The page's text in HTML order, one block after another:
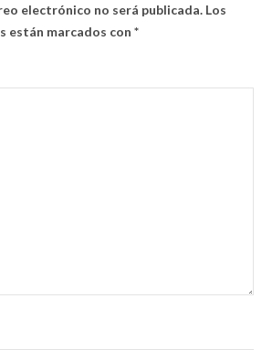
electrónico no será publicada. Los
están marcados con *